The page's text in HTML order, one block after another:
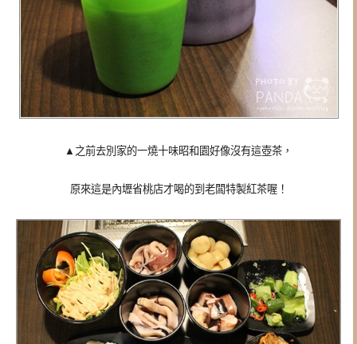
▲之前去別家的一燒十味昭和園好像沒有這壺茶，
原來這是內壢省桃店才喝的到老闆特製紅茶喔！